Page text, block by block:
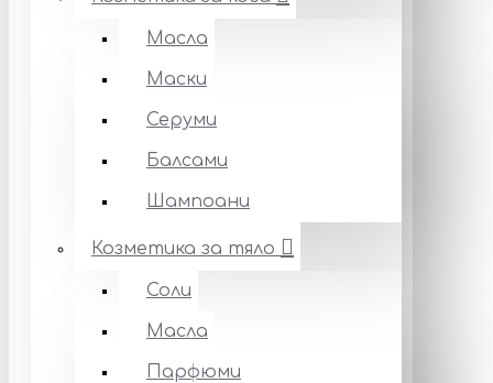
Масла
Маски
Серуми
Балсами
Шампоани
Козметика за тяло
Соли
Масла
Парфюми